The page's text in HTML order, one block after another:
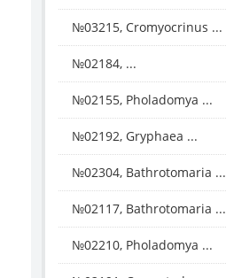
№03215, Cromyocrinus ...
№02184, ...
№02155, Pholadomya ...
№02192, Gryphaea ...
№02304, Bathrotomaria ...
№02117, Bathrotomaria ...
№02210, Pholadomya ...